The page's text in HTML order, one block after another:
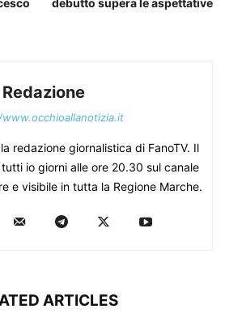
debutto supera le aspettative
Redazione
redazione giornalistica di FanoTV. Il
io giorni alle ore 20.30 sul canale
e visibile in tutta la Regione Marche.
ARTICLES